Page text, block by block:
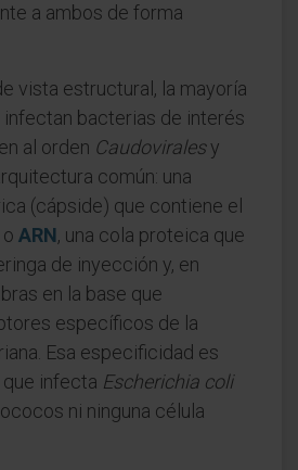
a ambos de forma
vista estructural, la mayoría
bacterias de interés
al orden Caudoviralesy
común: una
(cápside) que contiene el
o ARN, una cola proteica que
de inyección y, en
en la base que
específicos de la
Esa especificidad es
infecta Escherichia coli
ni ninguna célula